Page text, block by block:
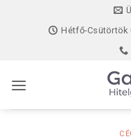
Hétfő-Csütörtök